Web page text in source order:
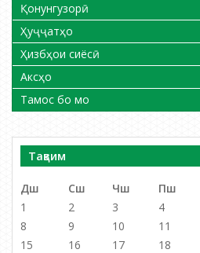
Қонунгузорӣ
Ҳуҷҷатҳо
Ҳизбҳои сиёсӣ
Аксҳо
Тамос бо мо
Тақвим
Дш Сш Чш Пш
1 2 3 4
8
9 10 11
15
16 17 18